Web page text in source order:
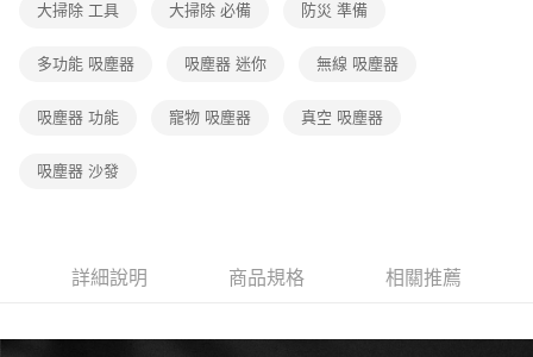
大掃除 工具 大掃除 必備 防災 準備
多功能 吸塵器 吸塵器 迷你 無線 吸塵器
吸塵器 功能 寵物 吸塵器 真空 吸塵器
吸塵器 沙發
詳細說明 商品規格 相關推薦